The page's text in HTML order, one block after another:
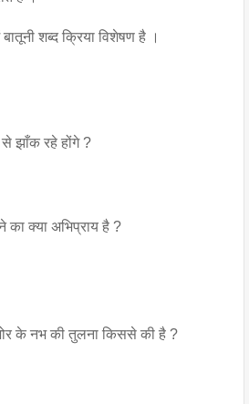
शब्द क्रिया विशेषण है ।
झाँक रहे होंगे ?
का क्या अभिप्राय है ?
के नभ की तुलना किससे की है ?